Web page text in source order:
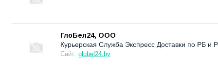
ГлоБел24, ООО
Курьерская Служба Экспресс Доставки по РБ и
Сайт: globel24.by